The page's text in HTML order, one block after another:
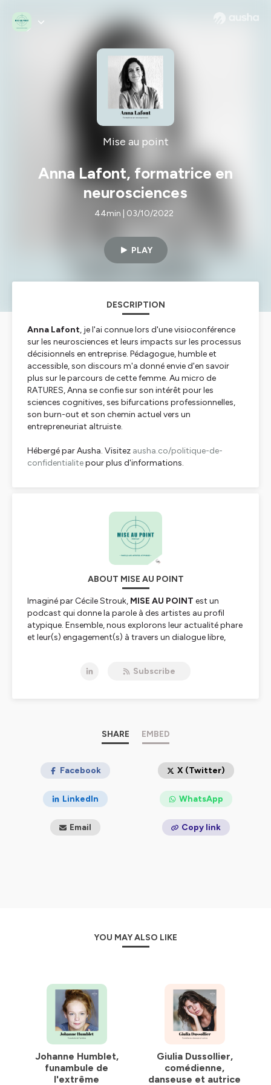
Mise au point
Anna Lafont, formatrice en
neurosciences
44min | 03/10/2022
PLAY
DESCRIPTION
Anna Lafont, je l'ai connue lors d'une visioconférence
sur les neurosciences et leurs impacts sur les processus
décisionnels en entreprise. Pédagogue, humble et
accessible, son discours m'a donné envie d'en savoir
plus sur le parcours de cette femme. Au micro de
RATURES, Anna se confie sur son intérêt pour les
sciences cognitives, ses bifurcations professionnelles,
son burn-out et son chemin actuel vers un
entrepreneuriat altruiste.
Hébergé par Ausha. Visitez ausha.co/politique-de-
confidentialitepour plus d'informations.
ABOUT MISE AU POINT
Imaginé par Cécile Strouk, MISE AU POINT est un
podcast qui donne la parole à des artistes au profil
atypique. Ensemble, nous explorons leur actualité phare
et leur(s) engagement(s) à travers un dialogue libre,
Subscribe
SHARE EMBED
Facebook X (Twitter)
LinkedIn WhatsApp
Email Copy link
YOU MAY ALSO LIKE
Johanne Humblet,
funambule de
l'extrême
Giulia Dussollier,
comédienne,
danseuse et autrice